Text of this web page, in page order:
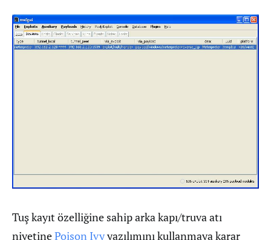
Tuş kayıt özelliğine sahip arka kapı/truva atı
niyetinePoison Ivyyazılımını kullanmaya karar